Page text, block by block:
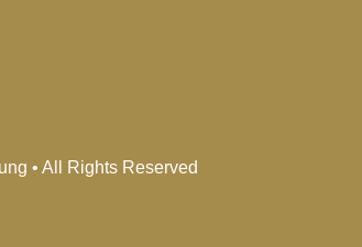
• All Rights Reserved